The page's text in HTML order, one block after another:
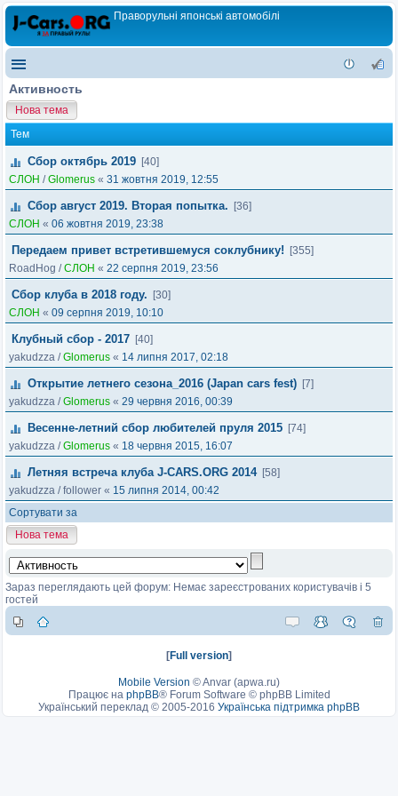
Праворульні японські автомобілі
Активность
Нова тема
Тем
Сбор октябрь 2019 [40]
СЛОН /Glomerus « 31 жовтня 2019, 12:55
Сбор август 2019. Вторая попытка.
[36]
СЛОН « 06 жовтня 2019, 23:38
Передаем привет встретившемуся соклубнику!
[355]
RoadHog /СЛОН « 22 серпня 2019, 23:56
Сбор клуба в 2018 году.
[30]
СЛОН « 09 серпня 2019, 10:10
Клубный сбор - 2017 [40]
yakudzza /Glomerus « 14 липня 2017, 02:18
Открытие летнего сезона_2016 (Japan cars fest) [7]
yakudzza /Glomerus « 29 червня 2016, 00:39
Весенне-летний сбор любителей пруля 2015 [74]
yakudzza /Glomerus « 18 червня 2015, 16:07
Летняя встреча клуба J-CARS.ORG 2014 [58]
yakudzza /follower « 15 липня 2014, 00:42
Сортувати за
Нова тема
Зараз переглядають цей форум: Немає зареєстрованих користувачів і 5
гостей
[Full version]
Mobile Version ©Anvar (apwa.ru)
Працює на phpBB® Forum Software © phpBB Limited
Український переклад © 2005-2016 Українська підтримка phpBB